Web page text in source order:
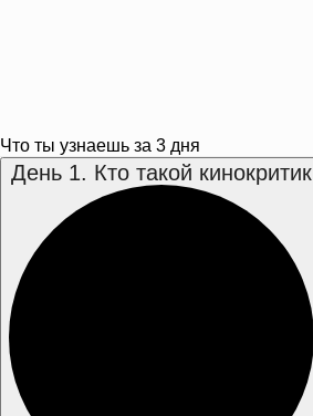
Что ты узнаешь за 3 дня
День 1. Кто такой кинокритик